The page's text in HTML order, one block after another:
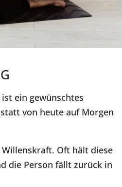
ein gewünschtes
von heute auf Morgen
Oft hält diese
die Person fällt zurück in